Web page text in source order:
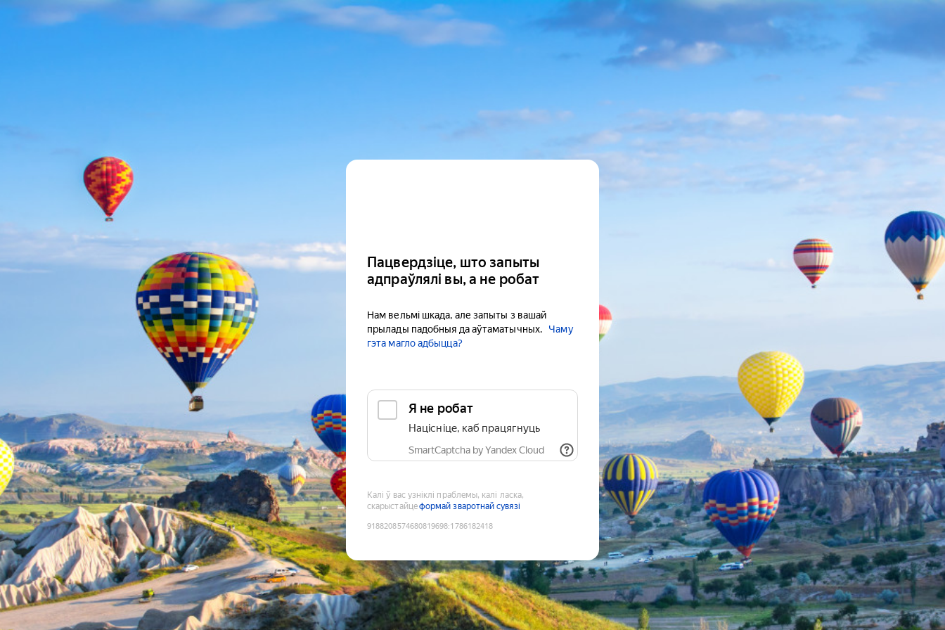
Пацвердзіце, што запыты
адпраўлялі вы, а не робат
Нам вельмі шкада, але запыты з вашай
прылады падобныя да аўтаматычных.
Чаму
гэта магло адбыцца?
Я не робат
Націсніце, каб працягнуць
SmartCaptcha by Yandex Cloud
Калі ў вас узніклі праблемы, калі ласка,
скарыстайцеформай зваротнай сувязі
9188208574680819698:1786182418